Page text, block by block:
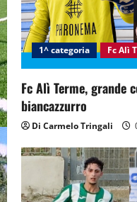
i
o
n
1^ categoria Fc Alì
Fc Alì Terme, grande
biancazzurro
Di Carmelo Tringali